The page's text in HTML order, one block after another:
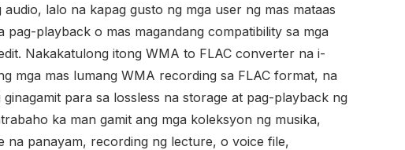
lalo na kapag gusto ng mga user ng mas mataas
pag-playback o mas magandang compatibility sa mga
Nakakatulong itong WMA to FLAC converter na i-
mga mas lumang WMA recording sa FLAC format, na
ginagamit para sa lossless na storage at pag-playback ng
ka man gamit ang mga koleksyon ng musika,
na panayam, recording ng lecture, o voice file,